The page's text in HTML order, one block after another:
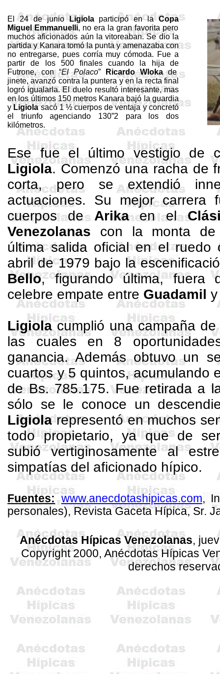
El 24 de junioLigiolaparticipó enlaCopa
Miguel Emmanuelli, no era la gran favorita pero
muchos aficionados aún la vitoreaban. Sedio la
partida yKanaratomó la punta y amenazaba con
no entregarse, pues corría muy cómoda. Fue a
partir de los 500 finales cuando la hija de
Futrone, con “El Polaco” RicardoWlokade
jinete, avanzó contra la puntera y en la recta final
logró igualarla. El duelo resultó interesante, mas
en los últimos150 metros Kanarabajó la guardia
yLigiolasacó 1 ½ cuerpos de ventaja y concretó
el triunfo agenciando 130”2 para los dos
kilómetros.
Ese fue el último vestigio de
Ligiola. Comenzó una racha de
corta, pero se extendió
actuaciones. Su mejor
cuerpos deArikaen el
Venezolanas con la monta
última salida oficial en el
abril de 1979 bajo la
Bello, figurando última, fuera
celebre empate entre Guadamil
Ligiolacumplió una campaña
las cuales en 8
ganancia. Además obtuvo un
cuartos y 5 quintos, acumulando
de Bs. 785.175. Fue retirada a
sólo se le conoce un
Ligiolarepresentó en muchos
todo propietario, ya que de
subió vertiginosamente al
simpatías del aficionado hípico.
Fuentes: www.anecdotashipicas.com,
personales),RevistaGacetaHípica, Sr.
Anécdotas Hípicas Venezolanas,
Copyright 2000, Anécdotas Hípicas
derechos